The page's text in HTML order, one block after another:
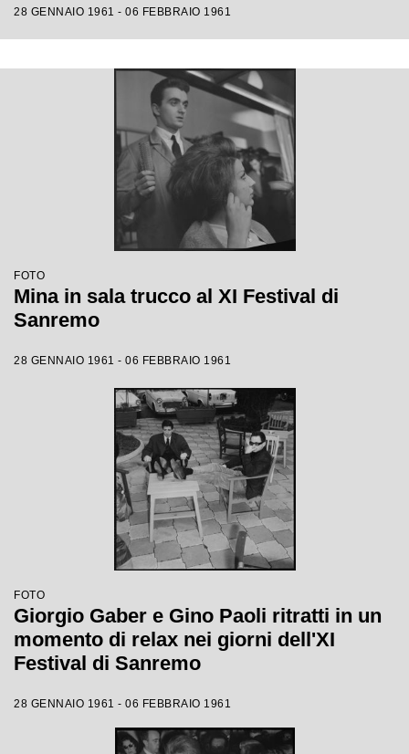
28 GENNAIO 1961 - 06 FEBBRAIO 1961
FOTO
Mina in sala trucco al XI Festival di
Sanremo
28 GENNAIO 1961 - 06 FEBBRAIO 1961
FOTO
Giorgio Gaber e Gino Paoli ritratti in un
momento di relax nei giorni dell'XI
Festival di Sanremo
28 GENNAIO 1961 - 06 FEBBRAIO 1961